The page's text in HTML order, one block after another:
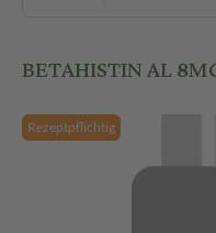
BETAHISTIN AL
Rezeptpflichtig